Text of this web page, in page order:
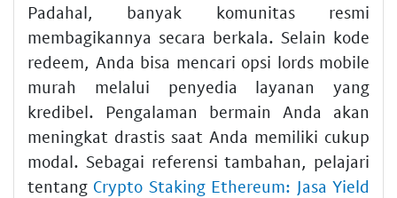
Padahal, banyak komunitas resmi
membagikannya secara berkala. Selain kode
redeem, Anda bisa mencari opsi lords mobile
murah melalui penyedia layanan yang
kredibel. Pengalaman bermain Anda akan
meningkat drastis saat Anda memiliki cukup
modal. Sebagai referensi tambahan, pelajari
tentang Crypto Staking Ethereum: Jasa Yield